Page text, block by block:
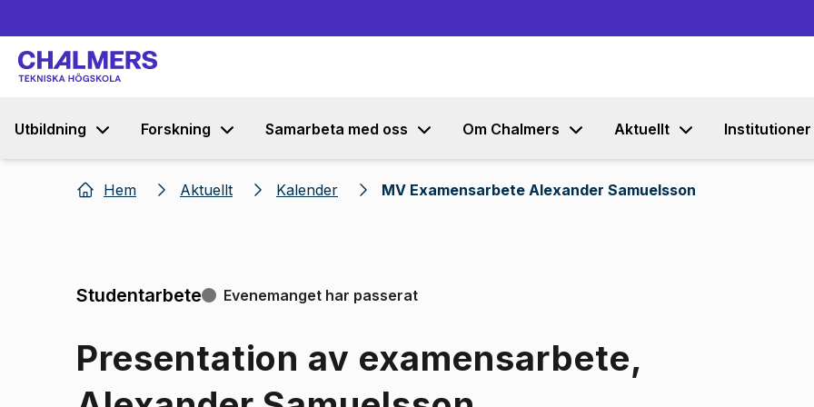
Utbildning Forskning Samarbeta med oss Om Chalmers Aktuellt Institutioner
Hem Aktuellt Kalender MV Examensarbete Alexander Samuelsson
Studentarbete Evenemanget har passerat
Presentation av examensarbete,